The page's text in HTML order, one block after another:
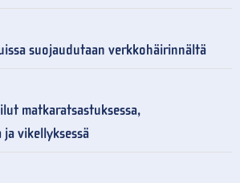
suojaudutaan verkkohäirinnältä
matkaratsastuksessa,
vikellyksessä